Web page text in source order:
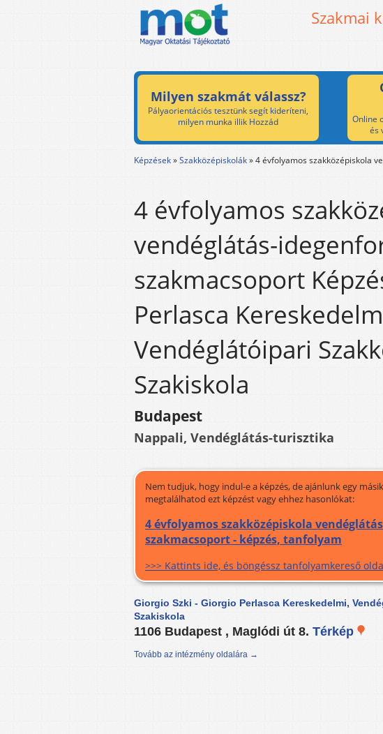
Szakmai
Milyen szakmát válassz?
Pályaorientációs tesztünk segít kideríteni,
milyen munka illik Hozzád
Online
és
Képzések»Szakközépiskolák»4 évfolyamos szakközépiskola
4 évfolyamos
vendéglátás-
szakmacsoport
Perlasca
Vendéglátóipari
Szakiskola
Budapest
Nappali, Vendéglátás-turisztika
Nem tudjuk, hogy indul-e a képzés, de ajánlunk egy
megtalálhatod ezt képzést vagy ehhez hasonlókat:
4 évfolyamos szakközépiskola
szakmacsoport - képzés, tanfolyam
>>> Kattints ide, és böngéssz tanfolyamkereső
Giorgio Szki - Giorgio Perlasca Kereskedelmi,
Szakiskola
1106 Budapest , Maglódi út 8. Térkép
Tovább az intézmény oldalára →